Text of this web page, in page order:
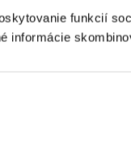
funkcií
informácie